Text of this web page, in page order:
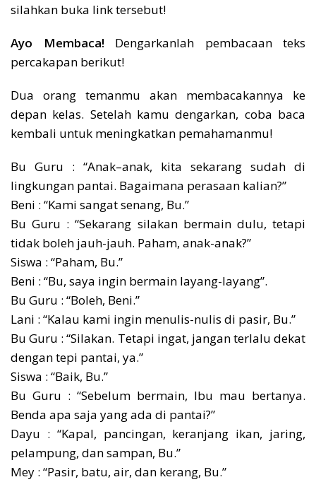
silahkan buka link tersebut!
Ayo Membaca! Dengarkanlah pembacaan teks
percakapan berikut!
Dua orang temanmu akan membacakannya ke
depan kelas. Setelah kamu dengarkan, coba baca
kembali untuk meningkatkan pemahamanmu!
Bu Guru : “Anak–anak, kita sekarang sudah di
lingkungan pantai. Bagaimana perasaan kalian?”
Beni : “Kami sangat senang, Bu.”
Bu Guru : “Sekarang silakan bermain dulu, tetapi
tidak boleh jauh-jauh. Paham, anak-anak?”
Siswa : “Paham, Bu.”
Beni : “Bu, saya ingin bermain layang-layang”.
Bu Guru : “Boleh, Beni.”
Lani : “Kalau kami ingin menulis-nulis di pasir, Bu.”
Bu Guru : “Silakan. Tetapi ingat, jangan terlalu dekat
dengan tepi pantai, ya.”
Siswa : “Baik, Bu.”
Bu Guru : “Sebelum bermain, Ibu mau bertanya.
Benda apa saja yang ada di pantai?”
Dayu : “Kapal, pancingan, keranjang ikan, jaring,
pelampung, dan sampan, Bu.”
Mey : “Pasir, batu, air, dan kerang, Bu.”